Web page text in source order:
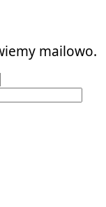
mailowo.